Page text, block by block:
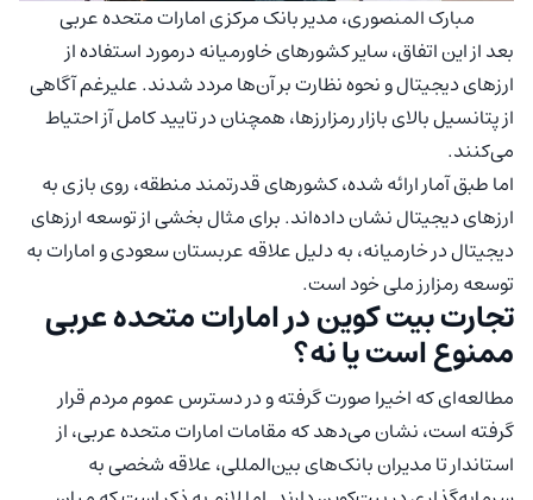
مبارک المنصوری، مدیر بانک مرکزی امارات متحده عربی
بعد از این اتفاق، سایر کشورهای خاورمیانه درمورد استفاده از
ارزهای دیجیتال و نحوه نظارت بر آن‌ها مردد شدند. علیرغم آگاهی
از پتانسیل بالای بازار رمزارزها، همچنان در تایید کامل آز احتیاط
می‌کنند.
اما طبق آمار ارائه شده، کشورهای قدرتمند منطقه، روی بازی به
ارزهای دیجیتال نشان داده‌اند. برای مثال بخشی از توسعه ارزهای
دیجیتال در خارمیانه، به دلیل علاقه عربستان سعودی و امارات به
توسعه رمزارز ملی خود است.
تجارت بیت کوین در امارات متحده عربی
ممنوع است یا نه؟
مطالعه‌ای که اخیرا صورت گرفته و در دسترس عموم مردم قرار
گرفته است، نشان می‌دهد که مقامات امارات متحده عربی، از
استاندار تا مدیران بانک‌های بین‌المللی، علاقه شخصی به